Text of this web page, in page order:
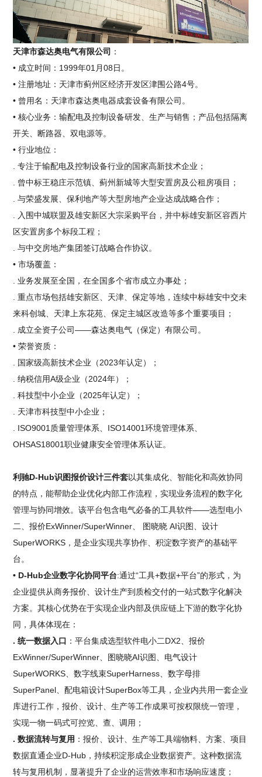
天津市森达奥电气有限公司 ：
• 成立时间：1999年01月08日。
• 注册地址：天津市蓟州区经济开发区津围公路4号。
• 曾用名：天津市森达奥电器成套设备有限公司。
• 核心业务：输配电及控制设备研发、生产与销售；产品包括隔离
开关、断路器、双电源等。
• 行业地位：
. 专注于输配电及控制设备行业的国家高新技术企业；
. 曾中标王稳庄示范镇、蓟州新城等大型安置房及公租房项目；
. 与荣盛发展、保利地产等大型房地产企业达成战略合作；
. 入围中城联盟及雄安新区大宗采购平台，并中标雄安新区容西片
区安置房多个标段工程；
. 与中交房地产集团签订战略合作协议。
• 市场覆盖：
. 业务发展至全国，在全国多个省市成立办事处；
. 重点市场包括雄安新区、天津、保定等地，连续中标雄安中交未
来科创城、天津上东花苑、保定主城区改造等多个重要项目；
. 成立全资子公司——森达奥电气（保定）有限公司。
• 荣誉资质：
. 国家级高新技术企业（2023年认定）；
. 纳税信用A级企业（2024年）；
. 科技型中小企业（2025年认定）；
. 天津市科技型中小企业；
. ISO9001质量管理体系、ISO14001环境管理体系、
OHSAS18001职业健康安全管理体系认证。
利驰D-Hub识图报价设计三件套以其集成化、智能化和高效协同
的特点，能帮助企业优化内部工作流程，实现业务流程的数字化
管理与协同增效。该平台包含电气必备的工具软件——选型电小
二、报价ExWinner/SuperWinner、 图晓晓 AI识图、设计
SuperWORKS，是企业实现共享协作、积淀数字资产的基础平
台。
• D-Hub企业数字化协同平台:通过“工具+数据+平台”的形式，为
企业提供从商务报价、设计生产到质检交付的一站式数字化解决
方案。其核心优势在于实现企业内部及供应链上下游的数字化协
同，具体体现在：
. 统一数据入口 ：平台集成选型软件电小二DX2、报价
ExWinner/SuperWinner、图晓晓AI识图、电气设计
SuperWORKS、数字线束SuperHarness、数字母排
SuperPanel、配电箱设计SuperBox等工具，企业内共用一套企业
库进行工作，报价、设计、生产等工作成果可按权限统一管理，
实现一物一码式可控览、查、调用；
. 数据流转与复用 ：报价、设计、生产等工具端物料、方案、项目
数据直通企业D-Hub，持续积淀形成企业数据资产。这种数据流
转与复用机制，显著提升了企业的运营效率和市场响应速度；